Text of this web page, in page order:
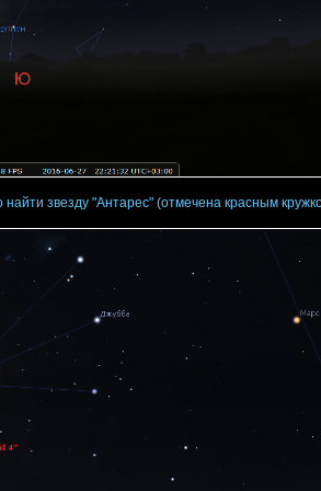
звезду "Антарес" (отмечена красным